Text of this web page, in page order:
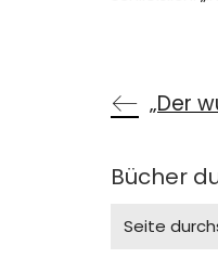
„Der
Bücher
for: